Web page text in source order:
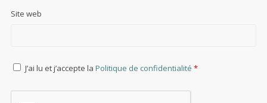
Site web
J’ai lu et j’accepte la Politique de confidentialité *